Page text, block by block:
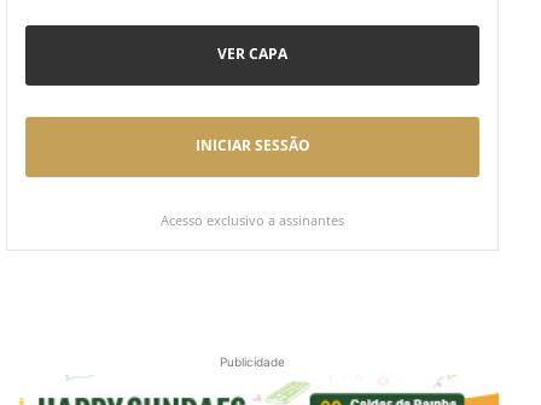
VER CAPA
INICIAR SESSÃO
Acesso exclusivo a assinantes
Publicidade